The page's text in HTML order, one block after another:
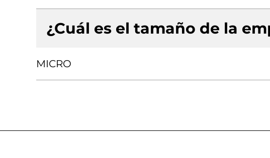
¿Cuál es el tamaño de la
MICRO